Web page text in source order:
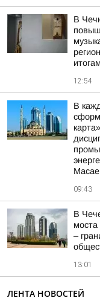
В
12:54
В
09:43
В
–
13:01
ЛЕНТА НОВОСТЕЙ